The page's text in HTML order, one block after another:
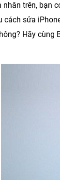
trên, bạn
cách sửa
Hãy cùng